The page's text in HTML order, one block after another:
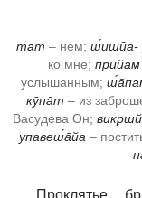
тат – нем; ш́ишйа-
ко мне; прийам
услышанным;
кӯпа̄т – из
Васудева Он;
упавеш́а̄йа –
Проклятье